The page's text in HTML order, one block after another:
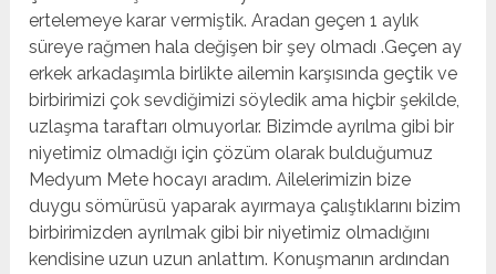
ertelemeye karar vermiştik. Aradan geçen 1 aylık
süreye rağmen hala değişen bir şey olmadı .Geçen ay
erkek arkadaşımla birlikte ailemin karşısında geçtik ve
birbirimizi çok sevdiğimizi söyledik ama hiçbir şekilde,
uzlaşma taraftarı olmuyorlar. Bizimde ayrılma gibi bir
niyetimiz olmadığı için çözüm olarak bulduğumuz
Medyum Mete hocayı aradım. Ailelerimizin bize
duygu sömürüsü yaparak ayırmaya çalıştıklarını bizim
birbirimizden ayrılmak gibi bir niyetimiz olmadığını
kendisine uzun uzun anlattım. Konuşmanın ardından